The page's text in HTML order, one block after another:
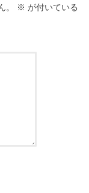
。 ※ が付いている